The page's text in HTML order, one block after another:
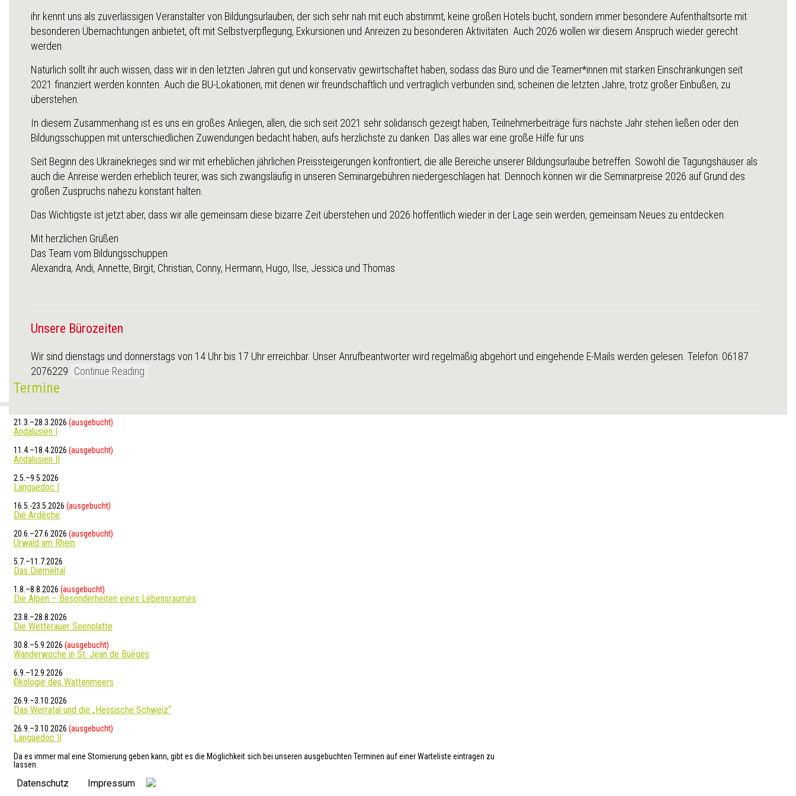
ihr kennt uns als zuverlässigen Veranstalter von Bildungsurlauben, der sich sehr nah mit euch abstimmt, keine großen Hotels bucht, sondern immer besondere Aufenthaltsorte mit
besonderen Übernachtungen anbietet, oft mit Selbstverpflegung, Exkursionen und Anreizen zu besonderen Aktivitäten. Auch 2026 wollen wir diesem Anspruch wieder gerecht
werden.
Natürlich sollt ihr auch wissen, dass wir in den letzten Jahren gut und konservativ gewirtschaftet haben, sodass das Büro und die Teamer*innen mit starken Einschränkungen seit
2021 finanziert werden konnten. Auch die BU-Lokationen, mit denen wir freundschaftlich und vertraglich verbunden sind, scheinen die letzten Jahre, trotz großer Einbußen, zu
überstehen.
In diesem Zusammenhang ist es uns ein großes Anliegen, allen, die sich seit 2021 sehr solidarisch gezeigt haben, Teilnehmerbeiträge fürs nächste Jahr stehen ließen oder den
Bildungsschuppen mit unterschiedlichen Zuwendungen bedacht haben, aufs herzlichste zu danken. Das alles war eine große Hilfe für uns.
Seit Beginn des Ukrainekrieges sind wir mit erheblichen jährlichen Preissteigerungen konfrontiert, die alle Bereiche unserer Bildungsurlaube betreffen. Sowohl die Tagungshäuser als
auch die Anreise werden erheblich teurer, was sich zwangsläufig in unseren Seminargebühren niedergeschlagen hat. Dennoch können wir die Seminarpreise 2026 auf Grund des
großen Zuspruchs nahezu konstant halten.
Das Wichtigste ist jetzt aber, dass wir alle gemeinsam diese bizarre Zeit überstehen und 2026 hoffentlich wieder in der Lage sein werden, gemeinsam Neues zu entdecken.
Mit herzlichen Grüßen
Das Team vom Bildungsschuppen
Alexandra, Andi, Annette, Birgit, Christian, Conny, Hermann, Hugo, Ilse, Jessica und Thomas
Unsere Bürozeiten
Wir sind dienstags und donnerstags von 14 Uhr bis 17 Uhr erreichbar. Unser Anrufbeantworter wird regelmäßig abgehört und eingehende E-Mails werden gelesen. Telefon: 06187
2076229 Continue Reading
Termine
21.3.–28.3.2026 (ausgebucht)
Andalusien I
11.4.–18.4.2026 (ausgebucht)
Andalusien II
2.5.–9.5.2026
Languedoc I
16.5.-23.5.2026 (ausgebucht)
Die Ardèche
20.6.–27.6.2026 (ausgebucht)
Urwald am Rhein
5.7.–11.7.2026
Das Diemeltal
1.8.–8.8.2026 (ausgebucht)
Die Alpen – Besonderheiten eines Lebensraumes
23.8.–28.8.2026
Die Wetterauer Seenplatte
30.8.–5.9.2026 (ausgebucht)
Wanderwoche in St. Jean de Buèges
6.9.–12.9.2026
Ökologie des Wattenmeers
26.9.–3.10.2026
Das Werratal und die „Hessische Schweiz“
26.9.–3.10.2026 (ausgebucht)
Languedoc II
Da es immer mal eine Stornierung geben kann, gibt es die Möglichkeit sich bei unseren ausgebuchten Terminen auf einer Warteliste eintragen zu
lassen.
Datenschutz Impressum